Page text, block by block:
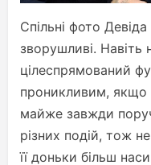
Спільні фото
зворушливі. Навіть
цілеспрямований
проникливим, якщо
майже завжди
різних подій, тож
її доньки більш